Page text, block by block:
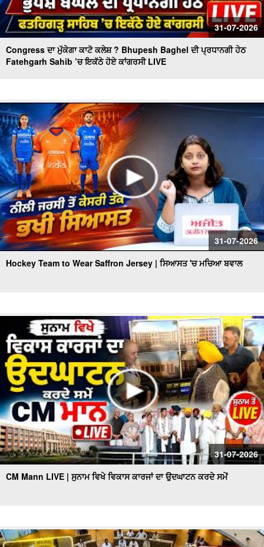
31-07-2026
Congress ਦਾ ਮੁੱਕੇਗਾ ਕਾਟੋ ਕਲੇਸ਼ ? Bhupesh Baghel ਦੀ ਪ੍ਰਧਾਨਗੀ ਹੇਠ
Fatehgarh Sahib ’ਚ ਇਕੱਠੇ ਹੋਏ ਕਾਂਗਰਸੀ LIVE
31-07-2026
Hockey Team to Wear Saffron Jersey | ਸਿਆਸਤ 'ਚ ਮਚਿਆ ਬਵਾਲ
31-07-2026
CM Mann LIVE | ਸੁਨਾਮ ਵਿਖੇ ਵਿਕਾਸ ਕਾਰਜਾਂ ਦਾ ਉਦਘਾਟਨ ਕਰਦੇ ਸਮੇਂ